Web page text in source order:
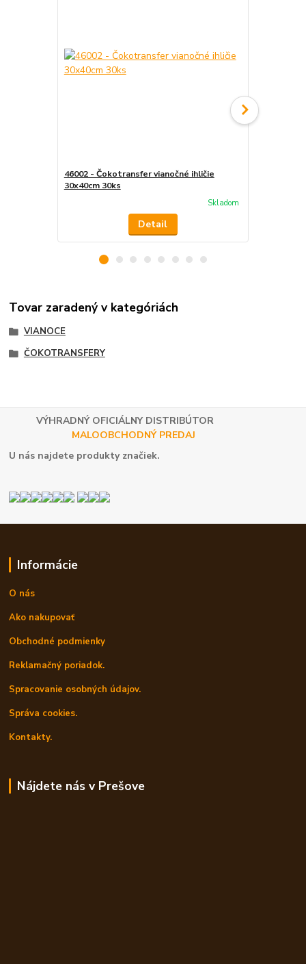
46002 - Čokotransfer vianočné ihličie
30x40cm 30ks
Skladom
Detail
Tovar zaradený v kategóriách
VIANOCE
ČOKOTRANSFERY
VÝHRADNÝ OFICIÁLNY DISTRIBÚTOR
MALOOBCHODNÝ PREDAJ
U nás najdete produkty značiek.
Informácie
O nás
Ako nakupovať
Obchodné podmienky
Reklamačný poriadok.
Spracovanie osobných údajov.
Správa cookies.
Kontakty.
Nájdete nás v Prešove